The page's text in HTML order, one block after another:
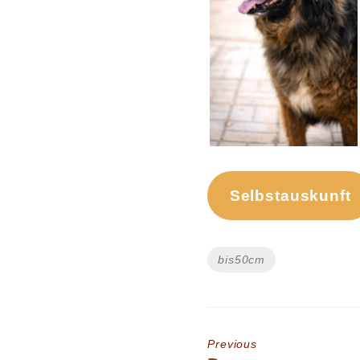
Selbstauskunft
Tags
bis50cm
Previous